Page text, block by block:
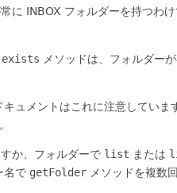
に INBOX フォルダーを持つわ
exists メソッドは、フォルダー
ュメントはこれに注意してい
か、フォルダーで list または
名で getFolder メソッドを複数